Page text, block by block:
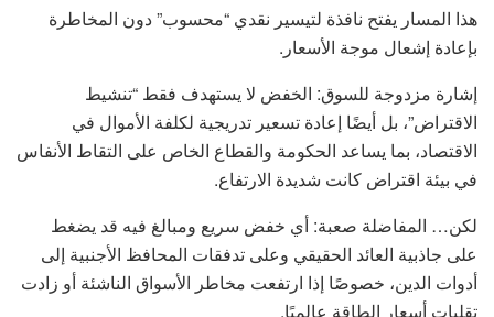
هذا المسار يفتح نافذة لتيسير نقدي “محسوب” دون المخاطرة
بإعادة إشعال موجة الأسعار.
إشارة مزدوجة للسوق: الخفض لا يستهدف فقط “تنشيط
الاقتراض”، بل أيضًا إعادة تسعير تدريجية لكلفة الأموال في
الاقتصاد، بما يساعد الحكومة والقطاع الخاص على التقاط الأنفاس
في بيئة اقتراض كانت شديدة الارتفاع.
لكن… المفاضلة صعبة: أي خفض سريع ومبالغ فيه قد يضغط
على جاذبية العائد الحقيقي وعلى تدفقات المحافظ الأجنبية إلى
أدوات الدين، خصوصًا إذا ارتفعت مخاطر الأسواق الناشئة أو زادت
تقلبات أسعار الطاقة عالميًا.